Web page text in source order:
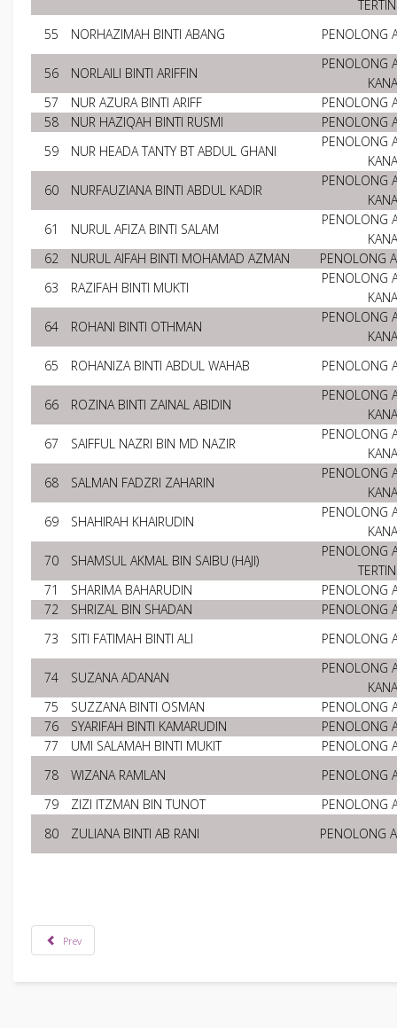
55
NORHAZIMAH BINTI ABANG PENOLONG
56 NORLAILI BINTI ARIFFIN
PENOLONG
57
NUR AZURA BINTI ARIFF
PENOLONG
58
NUR HAZIQAH BINTI RUSMI
PENOLONG
59
NUR HEADA TANTY BT ABDUL GHANI
PENOLONG
60
NURFAUZIANA BINTI ABDUL KADIR
PENOLONG
61
NURUL AFIZA BINTI SALAM
PENOLONG
62
NURUL AIFAH BINTI MOHAMAD AZMAN
PENOLONG
63
RAZIFAH BINTI MUKTI
PENOLONG
64
ROHANI BINTI OTHMAN
PENOLONG
65
ROHANIZA BINTI ABDUL WAHAB PENOLONG
66 ROZINA BINTI ZAINAL ABIDIN
PENOLONG
67
SAIFFUL NAZRI BIN MD NAZIR
PENOLONG
68
SALMAN FADZRI ZAHARIN
PENOLONG
69
SHAHIRAH KHAIRUDIN
PENOLONG
70
SHAMSUL AKMAL BIN SAIBU (HAJI)
PENOLONG
71
SHARIMA BAHARUDIN
PENOLONG
72
SHRIZAL BIN SHADAN
PENOLONG
73
SITI FATIMAH BINTI ALI PENOLONG
74 SUZANA ADANAN
PENOLONG
75
SUZZANA BINTI OSMAN
PENOLONG
76
SYARIFAH BINTI KAMARUDIN
PENOLONG
77
UMI SALAMAH BINTI MUKIT
PENOLONG
78
WIZANA RAMLAN
PENOLONG
79
ZIZI ITZMAN BIN TUNOT
PENOLONG
80
ZULIANA BINTI AB RANI PENOLONG
Prev